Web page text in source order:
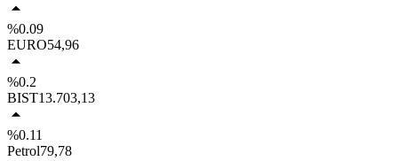
%0.09
EURO54,96
%0.2
BIST13.703,13
%0.11
Petrol79,78